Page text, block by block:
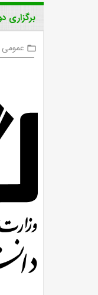
folder_open عمومی